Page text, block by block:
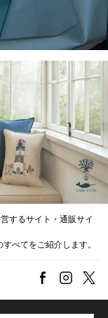
するサイト・通販サイ
べてをご紹介します。